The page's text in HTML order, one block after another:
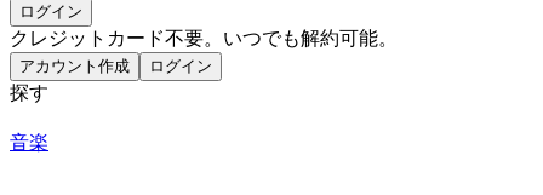
ログイン
クレジットカード不要。いつでも解約可能。
アカウント作成 ログイン
探す
音楽